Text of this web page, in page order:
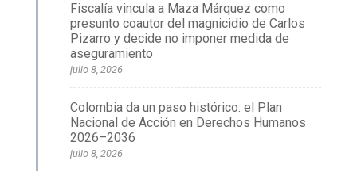
Fiscalía vincula a Maza Márquez como
presunto coautor del magnicidio de Carlos
Pizarro y decide no imponer medida de
aseguramiento
julio 8, 2026
Colombia da un paso histórico: el Plan
Nacional de Acción en Derechos Humanos
2026–2036
julio 8, 2026